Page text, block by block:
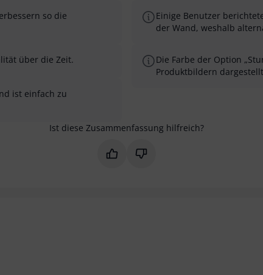
so die
über die Zeit.
ist einfach zu
Einige Benutzer
der Wand, weshalb
Die Farbe der Option
Produktbildern
Ist diese Zusammenfassung hilfreich?
Markieren Sie diese
Markieren Sie diese